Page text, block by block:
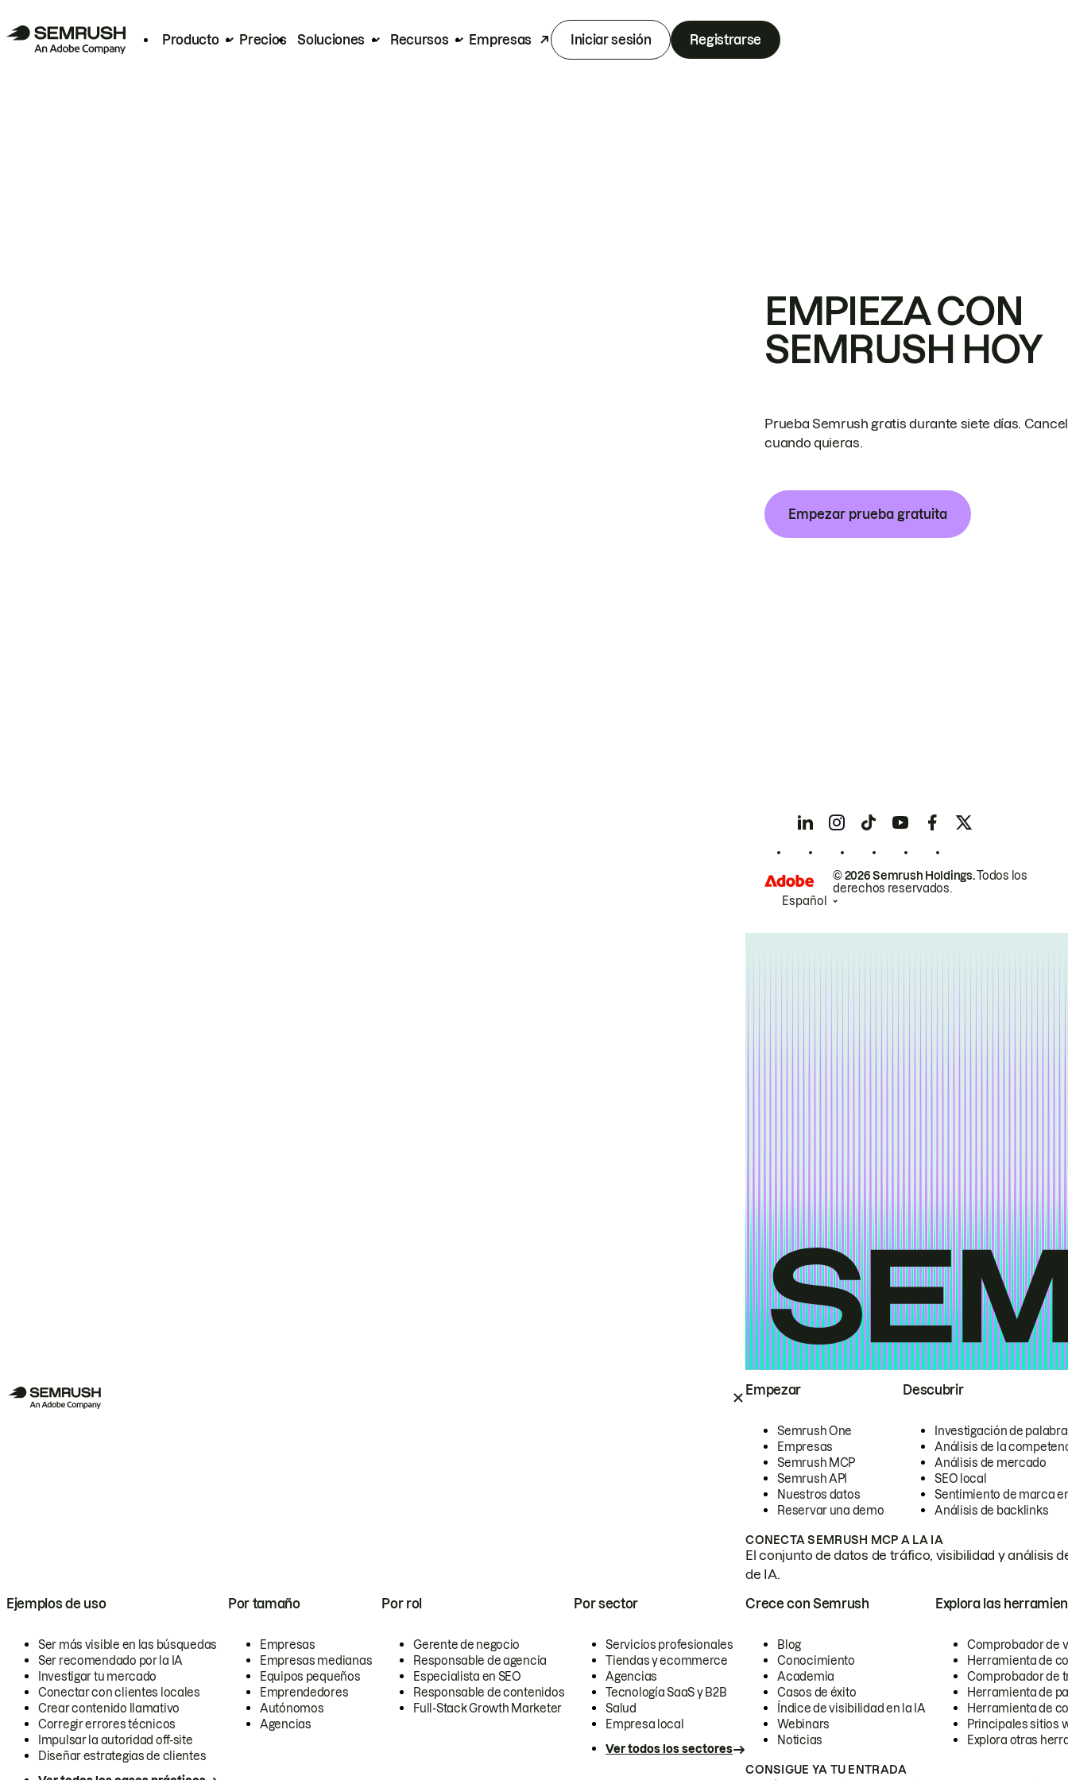
Producto Precios Soluciones Recursos Empresas Iniciar sesión Registrarse
Empezar
Semrush One
Empresas
Semrush MCP
Semrush API
Nuestros datos
Reservar una demo
Descubrir
Investigación de
Análisis de la
Análisis de mercado
SEO local
Sentimiento de marca
Análisis de backlinks
CONECTA SEMRUSH MCP A LA IA
El conjunto de datos de tráfico, visibilidad y análisis
de IA.
Ejemplos de uso
Ser más visible en las búsquedas
Ser recomendado por la IA
Investigar tu mercado
Conectar con clientes locales
Crear contenido llamativo
Corregir errores técnicos
Impulsar la autoridad off-site
Diseñar estrategias de clientes
Por tamaño
Empresas
Empresas medianas
Equipos pequeños
Emprendedores
Autónomos
Agencias
Por rol
Gerente de negocio
Responsable de agencia
Especialista en SEO
Responsable de contenidos
Full-Stack Growth Marketer
Por sector
Servicios profesionales
Tiendas y ecommerce
Agencias
Tecnología SaaS y B2B
Salud
Empresa local
Ver todos los sectores
Crece con Semrush
Blog
Conocimiento
Academia
Casos de éxito
Índice de visibilidad en la IA
Webinars
Noticias
Explora las
Comprobador de
Herramienta de
Comprobador de
Herramienta de
Herramienta de
Principales sitios
Explora otras
CONSIGUE YA TU ENTRADA
EMPIEZA CON
SEMRUSH HOY
Prueba Semrush gratis durante siete días.
cuando quieras.
Empezar prueba gratuita
© 2026 Semrush Holdings.Todos los
derechos reservados.
Español